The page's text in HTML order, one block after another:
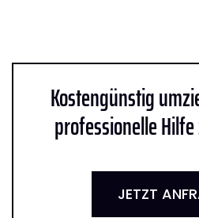
Kostengünstig
professionelle
JETZT